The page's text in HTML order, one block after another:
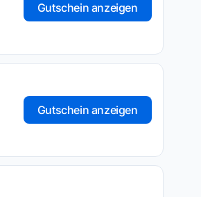
Gutschein anzeigen
Gutschein anzeigen